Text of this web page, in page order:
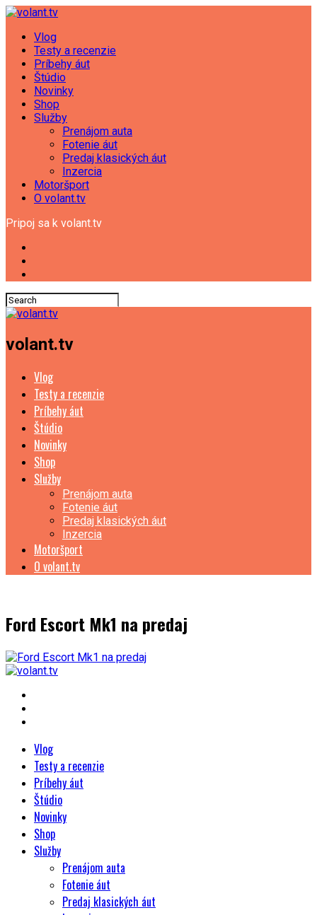
Vlog
Testy a recenzie
Príbehy áut
Štúdio
Novinky
Shop
Služby
Prenájom auta
Fotenie áut
Predaj klasických áut
Inzercia
Motoršport
O volant.tv
Pripoj sa k volant.tv
volant.tv
Vlog
Testy a recenzie
Príbehy áut
Štúdio
Novinky
Shop
Služby
Prenájom auta
Fotenie áut
Predaj klasických áut
Inzercia
Motoršport
O volant.tv
Ford Escort Mk1 na predaj
Vlog
Testy a recenzie
Príbehy áut
Štúdio
Novinky
Shop
Služby
Prenájom auta
Fotenie áut
Predaj klasických áut